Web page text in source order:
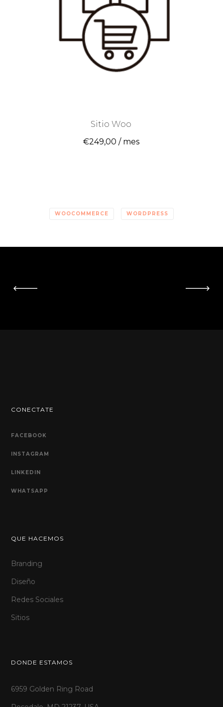
Sitio Woo
€249,00 / mes
WOOCOMMERCE WORDPRESS
CONECTATE
FACEBOOK
INSTAGRAM
LINKEDIN
WHATSAPP
QUE HACEMOS
Branding
Diseño
Redes Sociales
Sitios
DONDE ESTAMOS
6959 Golden Ring Road